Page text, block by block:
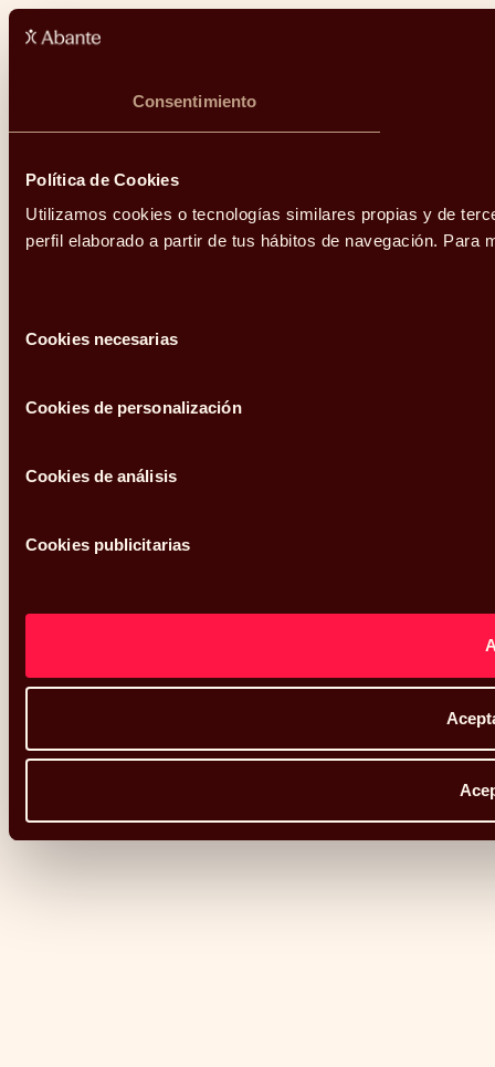
Consentimiento
Política de Cookies
Utilizamos cookies o tecnologías similares propias y de
perfil elaborado a partir de tus hábitos de navegación. Para
deCookies necesarias
Cookies de personalización
Cookies de análisis
Cookies publicitarias